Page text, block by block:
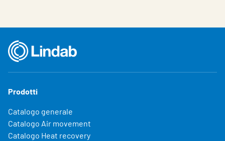
Prodotti
Catalogo generale
Catalogo Air movement
Catalogo Heat recovery